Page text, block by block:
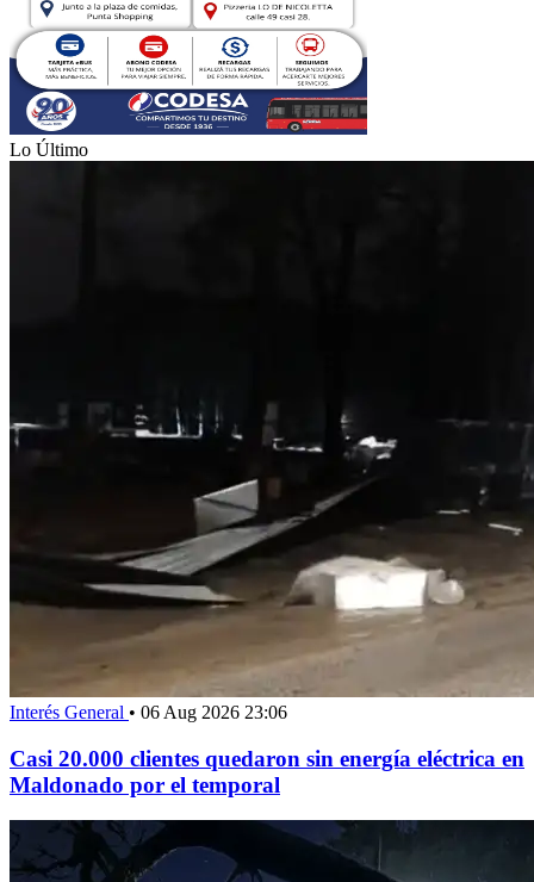
Lo Último
Interés General • 06 Aug 2026 23:06
Casi 20.000 clientes quedaron sin energía eléctrica en
Maldonado por el temporal